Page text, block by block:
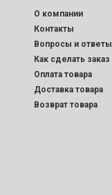
O компании
Контакты
Вопросы и ответы
Как сделать заказ
Оплата товара
Доставка товара
Возврат товара